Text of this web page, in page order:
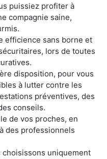
puissiez profiter à
compagnie saine,
efficience sans borne et
lors de toutes
disposition, pour vous
à lutter contre les
préventives, des
conseils.
de vos proches, en
des professionnels
uniquement